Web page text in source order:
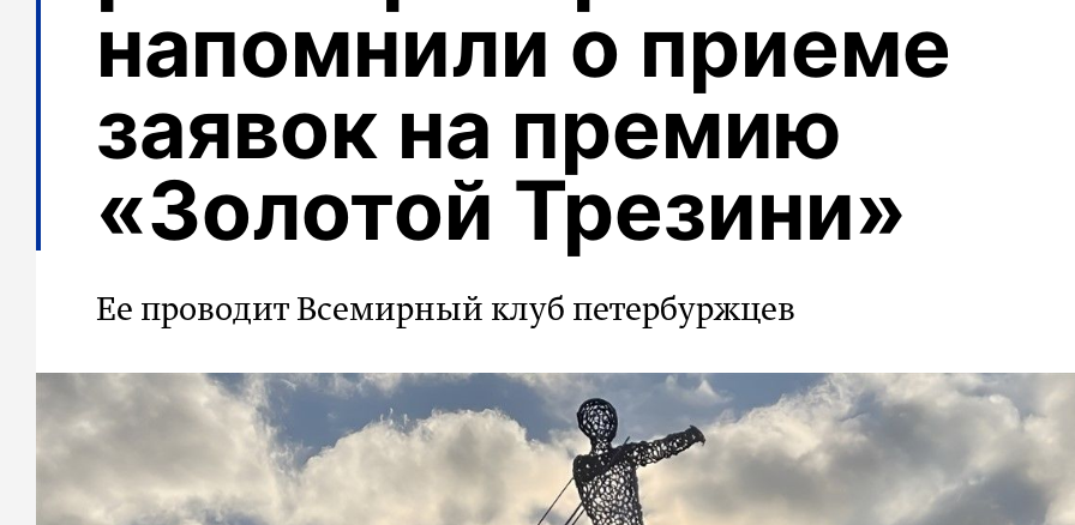
напомнили о приеме
заявок на премию
«Золотой Трезини»
Ее проводит Всемирный клуб петербуржцев